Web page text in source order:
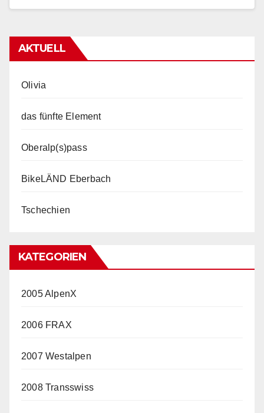
AKTUELL
Olivia
das fünfte Element
Oberalp(s)pass
BikeLÄND Eberbach
Tschechien
KATEGORIEN
2005 AlpenX
2006 FRAX
2007 Westalpen
2008 Transswiss